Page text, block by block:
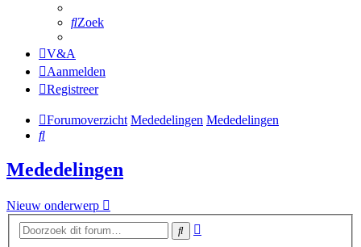
Zoek
V&A
Aanmelden
Registreer
Forumoverzicht Mededelingen Mededelingen
Zoek
Mededelingen
Nieuw onderwerp
Zoek